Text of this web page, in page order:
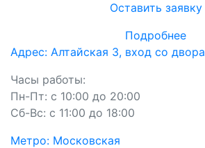
Оставить заявку
Подробнее
Адрес: Алтайская 3, вход со двора
Часы работы:
Пн-Пт: с 10:00 до 20:00
Сб-Вс: с 11:00 до 18:00
Метро: Московская